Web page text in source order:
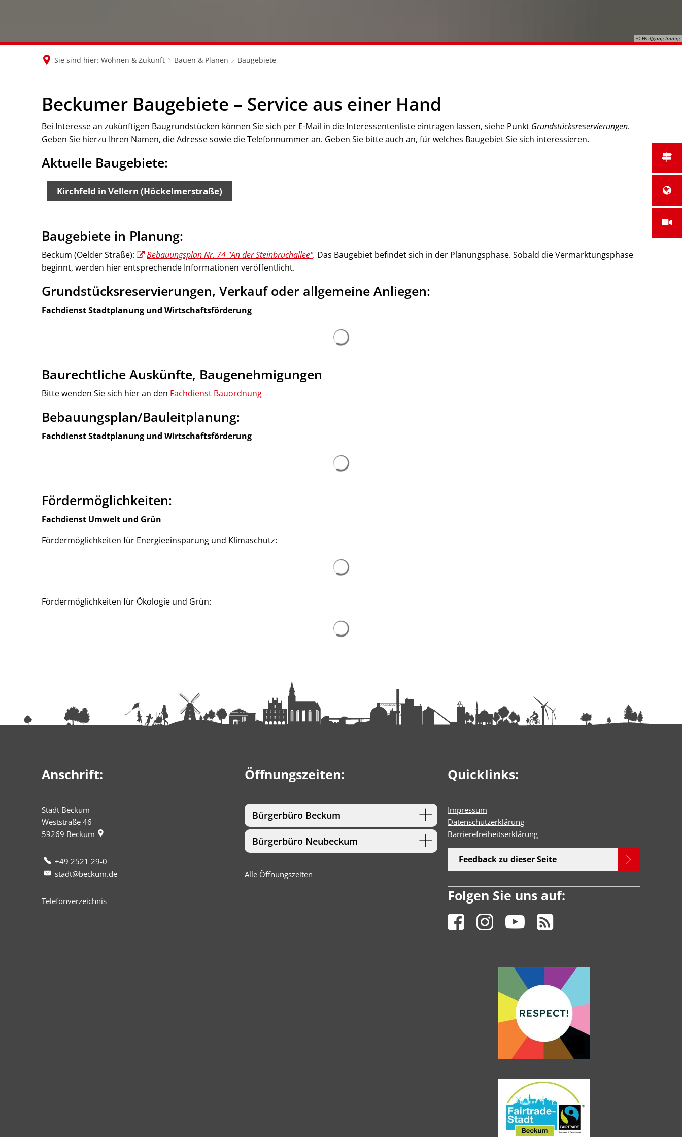
© Wolfgang Immig
Sie sind hier: Wohnen & Zukunft Bauen & Planen Baugebiete
Beckumer Baugebiete – Service aus einer Hand
Bei Interesse an zukünftigen Baugrundstücken können Sie sich per E-Mail in die Interessentenliste eintragen lassen, siehe Punkt Grundstücksreservierungen.
Geben Sie hierzu Ihren Namen, die Adresse sowie die Telefonnummer an. Geben Sie bitte auch an, für welches Baugebiet Sie sich interessieren.
Aktuelle Baugebiete:
Kirchfeld in Vellern (Höckelmerstraße)
Baugebiete in Planung:
Beckum (Oelder Straße): Bebauungsplan Nr. 74 "An der Steinbruchallee". Das Baugebiet befindet sich in der Planungsphase. Sobald die Vermarktungsphase
beginnt, werden hier entsprechende Informationen veröffentlicht.
Grundstücksreservierungen, Verkauf oder allgemeine Anliegen:
Fachdienst Stadtplanung und Wirtschaftsförderung
Baurechtliche Auskünfte, Baugenehmigungen
Bitte wenden Sie sich hier an den Fachdienst Bauordnung
Bebauungsplan/Bauleitplanung:
Fachdienst Stadtplanung und Wirtschaftsförderung
Fördermöglichkeiten:
Fachdienst Umwelt und Grün
Fördermöglichkeiten für Energieeinsparung und Klimaschutz:
Fördermöglichkeiten für Ökologie und Grün:
Anschrift:
Stadt Beckum
Weststraße 46
59269 Beckum
+49 2521 29-0
stadt@beckum.de
Telefonverzeichnis
Öffnungszeiten:
Bürgerbüro Beckum
Bürgerbüro Neubeckum
Alle Öffnungszeiten
Quicklinks:
Impressum
Datenschutzerklärung
Barrierefreiheitserklärung
Feedback zu dieser Seite
Folgen Sie uns auf: